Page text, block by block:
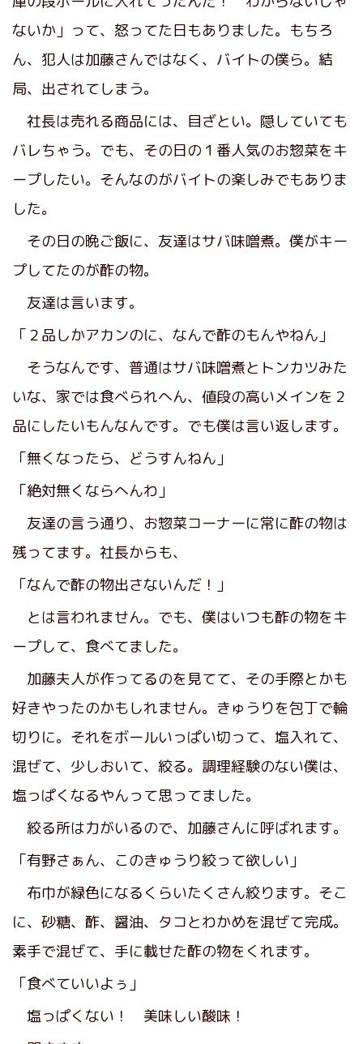
ないか」って、怒ってた日もありました。もちろ
ん、犯人は加藤さんではなく、バイトの僕ら。結
局、出されてしまう。
社長は売れる商品には、目ざとい。隠していても
バレちゃう。でも、その日の１番人気のお惣菜をキ
ープしたい。そんなのがバイトの楽しみでもありま
した。
その日の晩ご飯に、友達はサバ味噌煮。僕がキー
プしてたのが酢の物。
友達は言います。
「２品しかアカンのに、なんで酢のもんやねん」
そうなんです、普通はサバ味噌煮とトンカツみた
いな、家では食べられへん、値段の高いメインを２
品にしたいもんなんです。でも僕は言い返します。
「無くなったら、どうすんねん」
「絶対無くならへんわ」
友達の言う通り、お惣菜コーナーに常に酢の物は
残ってます。社長からも、
「なんで酢の物出さないんだ！」
とは言われません。でも、僕はいつも酢の物をキ
ープして、食べてました。
加藤夫人が作ってるのを見てて、その手際とかも
好きやったのかもしれません。きゅうりを包丁で輪
切りに。それをボールいっぱい切って、塩入れて、
混ぜて、少しおいて、絞る。調理経験のない僕は、
塩っぱくなるやんって思ってました。
絞る所は力がいるので、加藤さんに呼ばれます。
「有野さぁん、このきゅうり絞って欲しい」
布巾が緑色になるくらいたくさん絞ります。そこ
に、砂糖、酢、醤油、タコとわかめを混ぜて完成。
素手で混ぜて、手に載せた酢の物をくれます。
「食べていいよぅ」
塩っぱくない！ 美味しい酸味！